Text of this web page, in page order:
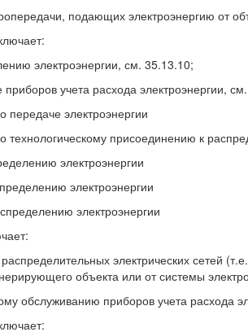
подающих электроэнергию от
электроэнергии, см. 35.13.10;
приборов учета расхода электроэнергии,
передаче электроэнергии
технологическому присоединению к
электроэнергии
электроэнергии
электроэнергии
электрических сетей
объекта или от системы
обслуживанию приборов учета расхода